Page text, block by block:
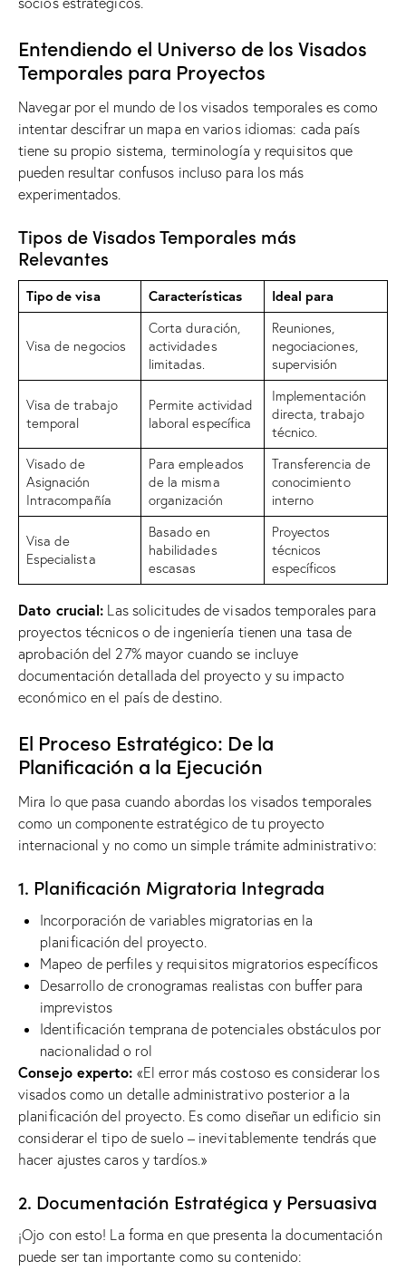
Entendiendo el Universo de los Visados ​​
Temporales para Proyectos
Navegar por el mundo de los visados ​​temporales es como
intentar descifrar un mapa en varios idiomas: cada país
tiene su propio sistema, terminología y requisitos que
pueden resultar confusos incluso para los más
experimentados.
Tipos de Visados ​​Temporales más
Relevantes
Tipo de visa Características Ideal para
Visa de negocios
Corta duración,
actividades
limitadas.
Reuniones,
negociaciones,
supervisión
Visa de trabajo
temporal
Permite actividad
laboral específica
Implementación
directa, trabajo
técnico.
Visado de
Asignación
Intracompañía
Para empleados
de la misma
organización
Transferencia de
conocimiento
interno
Visa de
Especialista
Basado en
habilidades
escasas
Proyectos
técnicos
específicos
Dato crucial: Las solicitudes de visados ​​temporales para
proyectos técnicos o de ingeniería tienen una tasa de
aprobación del 27% mayor cuando se incluye
documentación detallada del proyecto y su impacto
económico en el país de destino.
El Proceso Estratégico: De la
Planificación a la Ejecución
Mira lo que pasa cuando abordas los visados ​​temporales
como un componente estratégico de tu proyecto
internacional y no como un simple trámite administrativo:
1. Planificación Migratoria Integrada
Incorporación de variables migratorias en la
planificación del proyecto.
Mapeo de perfiles y requisitos migratorios específicos
Desarrollo de cronogramas realistas con buffer para
imprevistos
Identificación temprana de potenciales obstáculos por
nacionalidad o rol
Consejo experto: «El error más costoso es considerar los
visados ​​como un detalle administrativo posterior a la
planificación del proyecto. Es como diseñar un edificio sin
considerar el tipo de suelo – inevitablemente tendrás que
hacer ajustes caros y tardíos.»
2. Documentación Estratégica y Persuasiva
¡Ojo con esto! La forma en que presenta la documentación
puede ser tan importante como su contenido: